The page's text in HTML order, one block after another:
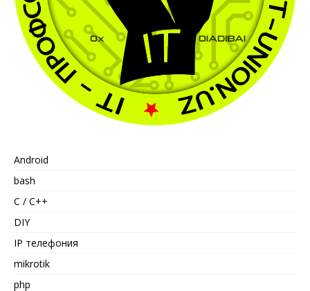
Android
bash
C / C++
DIY
IP телефония
mikrotik
php